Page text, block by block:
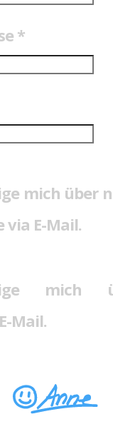
*
mich über
via E-Mail.
mich
Mail.